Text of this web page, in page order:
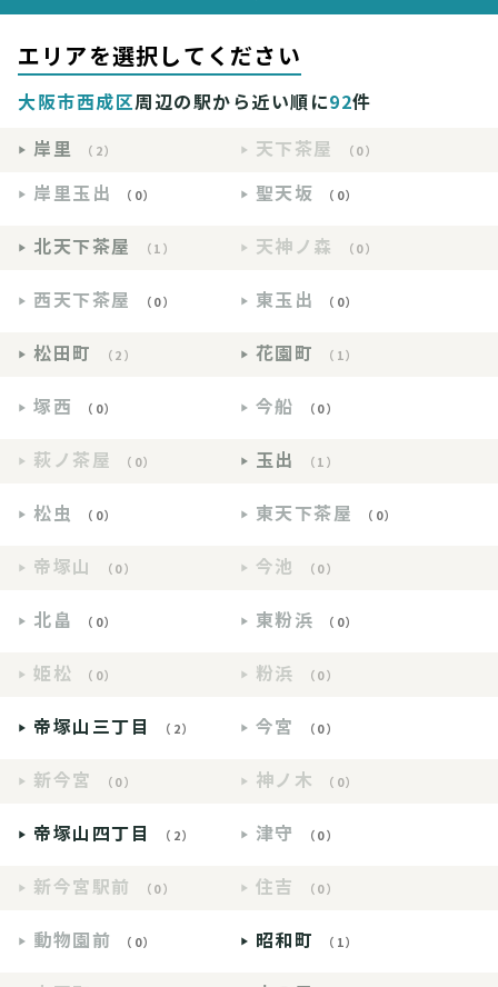
エリアを選択してください
大阪市西成区周辺の駅から近い順に92件
岸里
（2） 天下茶屋 （0）
岸里玉出 （0） 聖天坂 （0）
北天下茶屋 （1） 天神ノ森 （0）
西天下茶屋 （0） 東玉出 （0）
松田町 （2） 花園町 （1）
塚西 （0） 今船 （0）
萩ノ茶屋 （0） 玉出 （1）
松虫 （0） 東天下茶屋 （0）
帝塚山 （0） 今池 （0）
北畠 （0） 東粉浜 （0）
姫松 （0） 粉浜 （0）
帝塚山三丁目 （2） 今宮 （0）
新今宮 （0） 神ノ木 （0）
帝塚山四丁目 （2） 津守 （0）
新今宮駅前 （0） 住吉 （0）
動物園前 （0） 昭和町 （1）